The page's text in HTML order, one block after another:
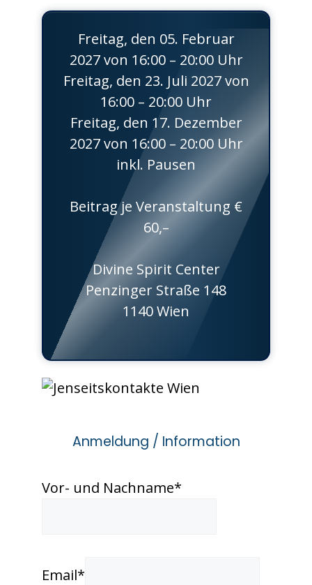
Freitag, den 05. Februar
2027 von 16:00 – 20:00 Uhr
Freitag, den 23. Juli 2027 von
16:00 – 20:00 Uhr
Freitag, den 17. Dezember
2027 von 16:00 – 20:00 Uhr
inkl. Pausen
Beitrag je Veranstaltung €
60,–
Divine Spirit Center
Penzinger Straße 148
1140 Wien
Anmeldung / Information
Vor- und Nachname*
Email*